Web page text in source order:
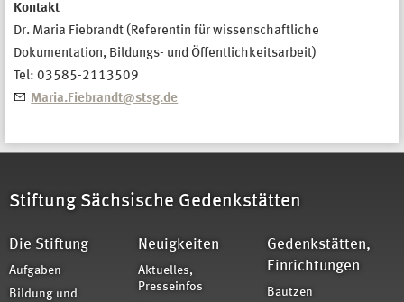
Kontakt
Dr. Maria Fiebrandt (Referentin für wissenschaftliche
Dokumentation, Bildungs- und Öffentlichkeitsarbeit)
Tel: 03585-2113509
Maria.Fiebrandt@stsg.de
Stiftung Sächsische Gedenkstätten
Die Stiftung
Aufgaben
Bildung und
Neuigkeiten
Aktuelles,
Presseinfos
Gedenkstätten,
Einrichtungen
Bautzen